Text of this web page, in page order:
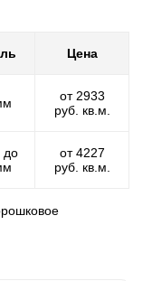
Цена
от 2933
руб. кв.м.
до
от 4227
руб. кв.м.